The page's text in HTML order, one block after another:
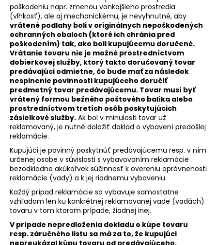
poškodeniu napr. zmenou vonkajšieho prostredia
(vlhkosť), ale aj mechanickému, je nevyhnutné, aby
vrátené podlahy boli v originálnych nepoškodených
ochranných obaloch (ktoré ich chránia pred
poškodením) tak, ako boli kupujúcemu doručené.
Vrátanie tovaru nie je možné prostredníctvom
dobierkovej služby, ktorý takto doručovaný tovar
predávajúci odmietne, čo bude mať za následok
nesplnenie povinnosti kupujúceho doručiť
predmetný tovar predávajúcemu. Tovar musí byť
vrátený formou bežného poštového balíka alebo
prostredníctvom tretích osôb poskytujúcich
zásielkové služby. Ak bol v minulosti tovar už
reklamovaný, je nutné doložiť doklad o vybavení predošlej
reklamácie.
Kupujúci je povinný poskytnúť predávajúcemu resp. v ním
určenej osobe v súvislosti s vybavovaním reklamácie
bezodkladne akúkoľvek súčinnosť k overeniu oprávnenosti
reklamácie (vady) a k jej riadnemu vybaveniu.
Každý prípad reklamácie sa vybavuje samostatne
vzhľadom len ku konkrétnej reklamovanej vade (vadách)
tovaru v tom ktorom prípade, žiadnej inej.
V prípade nepredloženia dokladu o kúpe tovaru
resp. záručného listu sa má za to, že kupujúci
nepreukázal kúpu tovaru od predávajúceho,